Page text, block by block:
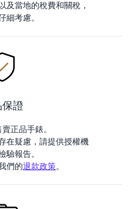
及當地的稅費和關稅，
細考慮。
證
正品手錶。
在疑慮，請提供授權機
驗報告。
們的退款政策。